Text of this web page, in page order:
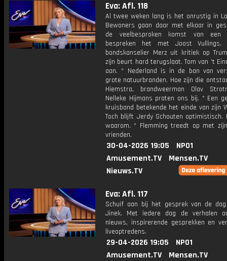
Eva: Afl. 118
Al twee weken lang is het onrustig in
Bewoners gaan daar met elkaar in
de veelbesproken komst van een
bespreken het met Joost Vullings.
bondskanselier Merz uit kritiek op
zijn beurt hard terugslaat. Tom van 't
aan. * Nederland is in de ban van
grote natuurbranden. Hoe zijn die
Hiemstra, brandweerman Olav
Nelleke Hijmans praten ons bij. * Een
kruisband betekende het einde van zijn
Toch blijft Jerdy Schouten optimistisch.
waarom. * Flemming treedt op met
vrienden.
30-04-2026 19:05
NPO1
Amusement.TV
Mensen.TV
Nieuws.TV
Eva: Afl. 117
Schuif aan bij het gesprek van de
Jinek. Met iedere dag de verhalen
nieuws, inspirerende gesprekken en
liveoptredens.
29-04-2026 19:05
NPO1
Amusement.TV
Mensen.TV